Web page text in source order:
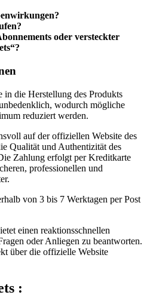
oder versteckter
in die Herstellung des Produkts
wodurch mögliche
reduziert werden.
auf der offiziellen Website des
Qualität und Authentizität des
Zahlung erfolgt per Kreditkarte
professionellen und
von 3 bis 7 Werktagen per Post
einen reaktionsschnellen
oder Anliegen zu beantworten.
über die offizielle Website
: